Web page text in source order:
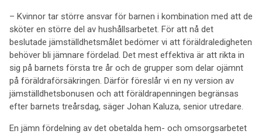
– Kvinnor tar större ansvar för barnen i kombination med att de
sköter en större del av hushållsarbetet. För att nå det
beslutade jämställdhetsmålet bedömer vi att föräldraledigheten
behöver bli jämnare fördelad. Det mest effektiva är att rikta in
sig på barnets första tre år och de grupper som delar ojämnt
på föräldraförsäkringen. Därför föreslår vi en ny version av
jämställdhetsbonusen och att föräldrapenningen begränsas
efter barnets treårsdag, säger Johan Kaluza, senior utredare.
En jämn fördelning av det obetalda hem- och omsorgsarbetet